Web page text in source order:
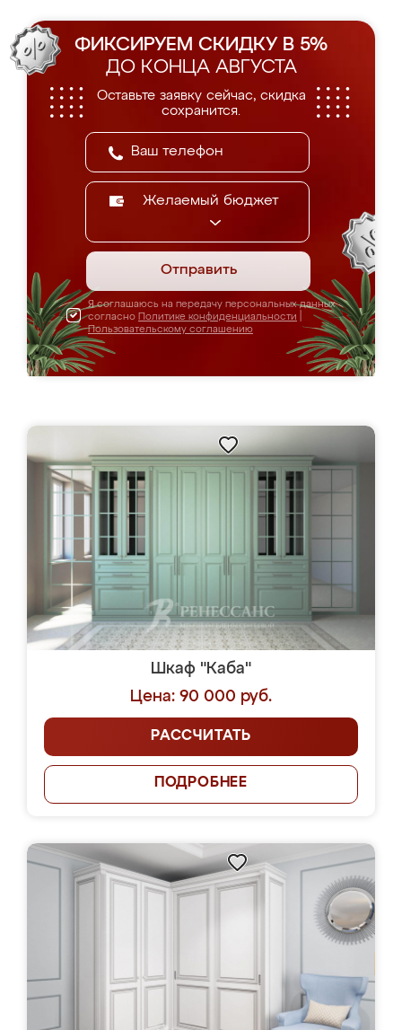
ФИКСИРУЕМ СКИДКУ В 5%
ДО КОНЦА АВГУСТА
Оставьте заявку сейчас, скидка
сохранится.
Желаемый бюджет
Отправить
Я соглашаюсь на передачу персональных данных
согласно Политике конфиденциальности
Пользовательскому соглашению
Шкаф "Каба"
Цена: 90 000 руб.
РАССЧИТАТЬ
ПОДРОБНЕЕ